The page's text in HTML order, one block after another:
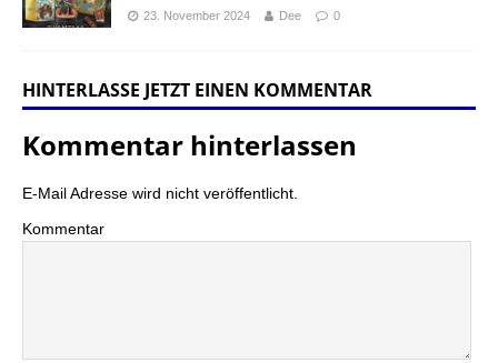
23. November 2024 Dee 0
HINTERLASSE JETZT EINEN KOMMENTAR
Kommentar hinterlassen
E-Mail Adresse wird nicht veröffentlicht.
Kommentar